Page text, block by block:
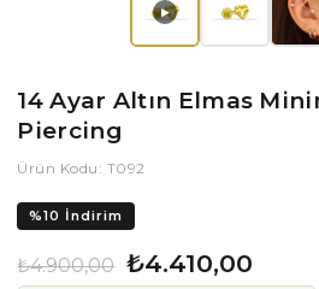
▶
14 Ayar Altın Elmas
Piercing
Ürün Kodu: T092
%10 İndirim
₺4.900,00 ₺4.410,00